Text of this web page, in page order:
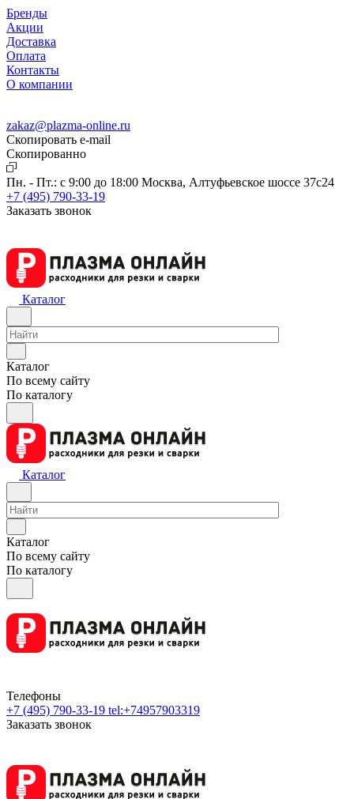
Бренды
Акции
Доставка
Оплата
Контакты
О компании
zakaz@plazma-online.ru
Скопировать e-mail
Cкопированно
Пн. - Пт.: с 9:00 до 18:00 Москва, Алтуфьевское шоссе 37с24
+7 (495) 790-33-19
Заказать звонок
Каталог
Каталог
По всему сайту
По каталогу
Каталог
Каталог
По всему сайту
По каталогу
Телефоны
+7 (495) 790-33-19 tel:+74957903319
Заказать звонок